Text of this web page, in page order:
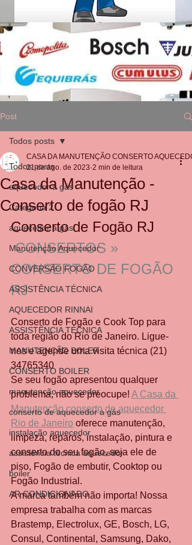
Post
Todos posts
aquecedor a gás
Categoria 2
aquecedor a gás
Manutenção Aquecedor
CONVERSÃO FOGÃO
ASSISTÊNCIA TÉCNICA
AQUECEDOR RINNAI
ASSISTÊNCIA TÉCNICA
MANUTENÇÃO BOLER
CONSERTO BOILER
manutenção aquecedor
conserto de aquecedor a gás
instalação aquecedor
assistência técnica aquecedor
boiler
AR CONDICIONADO
Todos posts
Casa da Manutenção -
Conserto de fogão RJ
CASA DA MANUTENÇÃO CONSERTO
21 de ago. de 2023 2 min de leitura
Conserto de Fogão RJ
CONSERTOS »
CONSERTO DE FOGÃO
RJ
Conserto de Fogão e Cook Top para
toda região do Rio de Janeiro. Ligue-
nos e agende uma visita técnica (21)
34765340
Se seu fogão apresentou qualquer
problema, não se preocupe! A Casa da
Manutenção conserto de aquecedor
Rio de Janeiro oferece manutenção,
limpeza, reparos, instalação, pintura e
conserto do seu fogão, seja ele de
piso, Fogão de embutir, Cooktop ou
Fogão Industrial.
A marca também não importa! Nossa
empresa trabalha com as marcas
Brastemp, Electrolux, GE, Bosch, LG,
Consul, Continental, Samsung, Dako,